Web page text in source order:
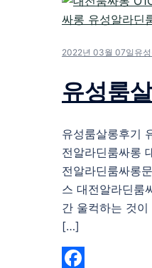
2022년 03월 07일 유
유성룸
유성룸살롱후기
전알라딘룸싸롱
전알라딘룸싸롱
스 대전알라딘룸
간 울컥하는 것
[…]